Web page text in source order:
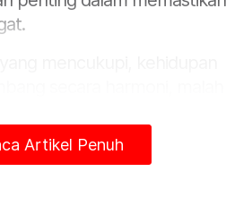
Hari Air Sedunia, hari ini.
Artikel Penuh